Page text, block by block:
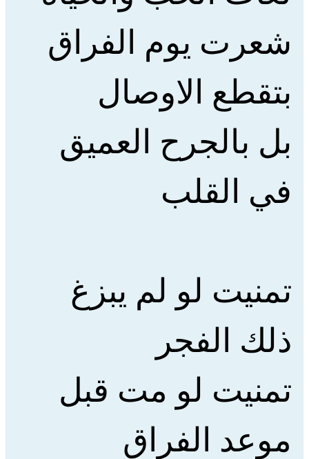
شعرت يوم الفراق
بتقطع الاوصال
بل بالجرح العميق
في القلب
تمنيت لو لم يبزغ
ذلك الفجر
تمنيت لو مت قبل
موعد الفراق